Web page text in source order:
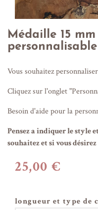
Médaille 15
personnalisable
Vous souhaitez
Cliquez sur l'onglet
Besoin d'aide pour la
Pensez a indiquer le style
souhaitez et si vous
25,00 €
longueur et type de